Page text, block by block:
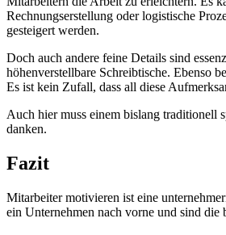
Rechnungserstellung oder logistische
gesteigert werden.
Doch auch andere feine Details sind
höhenverstellbare Schreibtische. Ebenso
Es ist kein Zufall, dass all diese
Auch hier muss einem bislang traditionell
danken.
Fazit
Mitarbeiter motivieren ist eine
ein Unternehmen nach vorne und sind die